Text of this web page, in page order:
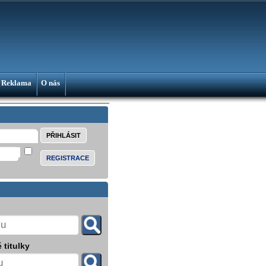
Reklama O nás
REGISTRACE
titulky